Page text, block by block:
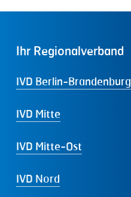
Ihr Regionalverband
IVD Berlin-Brandenburg
IVD Mitte
IVD Mitte-Ost
IVD Nord